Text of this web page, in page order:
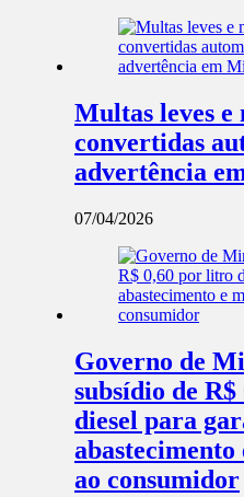
Multas leves e
convertidas
advertência
07/04/2026
Governo de
subsídio de
diesel para
ao consumidor